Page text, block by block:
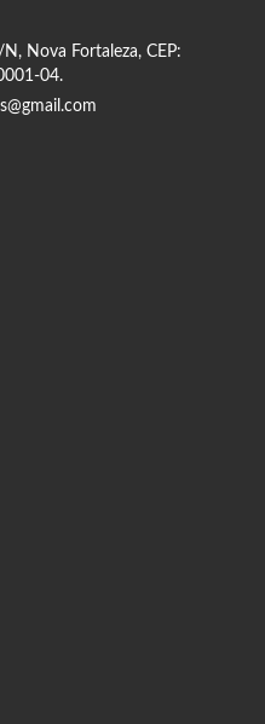
Nova Fortaleza, CEP:
04.